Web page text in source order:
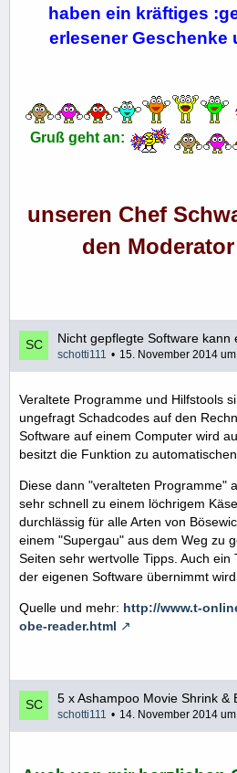
haben ein kräftiges
erlesener Geschenke
Gruß geht an:
unseren Chef
den
Nicht gepflegte Software kann
schotti111 15. November 2014
Veraltete Programme und Hilfstools
ungefragt Schadcodes auf den
Software auf einem Computer wird
besitzt die Funktion zu
Diese dann "veralteten Programme"
sehr schnell zu einem löchrigem
durchlässig für alle Arten von
einem "Supergau" aus dem Weg zu
Seiten sehr wertvolle Tipps. Auch ein
der eigenen Software übernimmt
Quelle und mehr: http://www.t-
obe-reader.html
5 x Ashampoo Movie Shrink &
schotti111 14. November 2014